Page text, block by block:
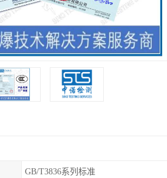
GB/T3836系列标准